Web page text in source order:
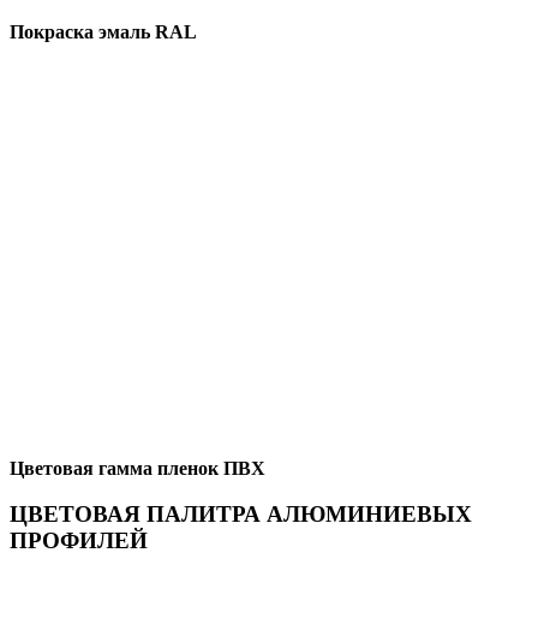
Покраска эмаль RAL
Цветовая гамма пленок ПВХ
ЦВЕТОВАЯ ПАЛИТРА АЛЮМИНИЕВЫХ
ПРОФИЛЕЙ